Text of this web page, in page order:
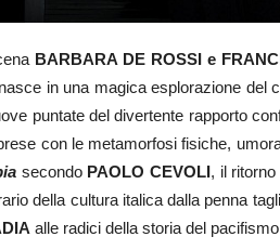
BARBARA DE ROSSI e
in una magica esplorazione del
puntate del divertente rapporto
con le metamorfosi fisiche,
secondo PAOLO CEVOLI, il
della cultura italica dalla penna
alle radici della storia del